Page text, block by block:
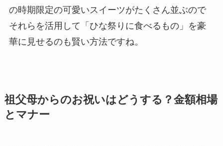
の時期限定の可愛いスイーツがたくさん並ぶので
それらを活用して「ひな祭りに食べるもの」を豪
華に見せるのも賢い方法ですね。
祖父母からのお祝いはどうする？金額相場
とマナー